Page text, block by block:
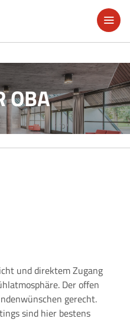
OBA
und direktem Zugang
Der offen
gerecht.
sind hier bestens